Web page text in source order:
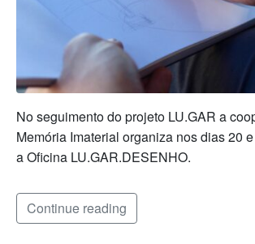
No seguimento do projeto LU.GAR a
Memória Imaterial organiza nos dias 20
a Oficina LU.GAR.DESENHO.
Continue reading